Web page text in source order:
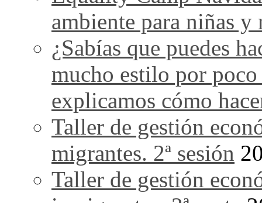
ambiente para niñas y
¿Sabías que puedes
mucho estilo por
explicamos cómo
Taller de gestión
migrantes. 2ª sesión
Taller de gestión